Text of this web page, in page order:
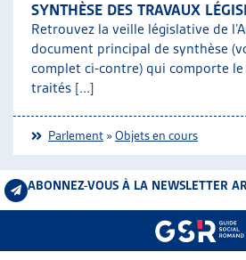
SYNTHÈSE DES TRAVAUX
Retrouvez la veille législative de
document principal de synthèse
complet ci-contre) qui comporte
traités [...]
Parlement »Objets en cours
ABONNEZ-VOUS À LA NEWSLETTER